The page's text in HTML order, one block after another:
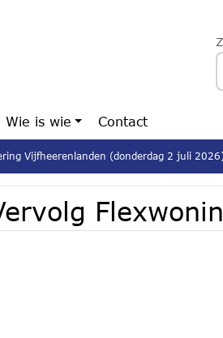
Wie is wie Contact
Vijfheerenlanden (donderdag 2 juli